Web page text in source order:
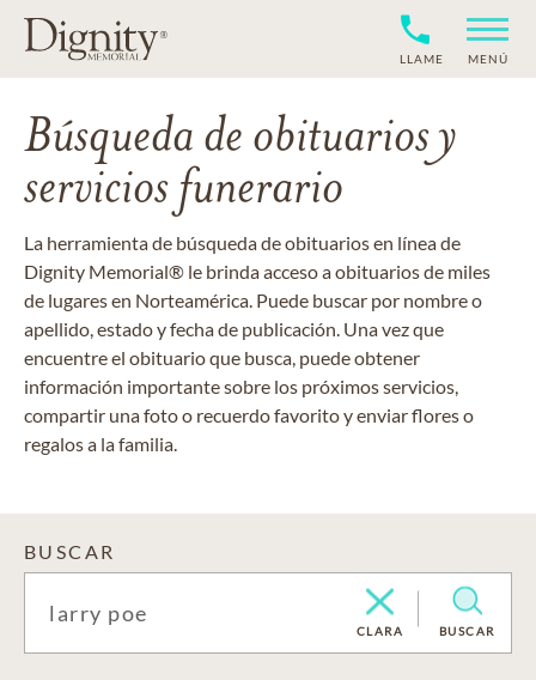
LLAME MENÚ
Búsqueda de obituarios y
servicios funerario
La herramienta de búsqueda de obituarios en línea de
Dignity Memorial® le brinda acceso a obituarios de miles
de lugares en Norteamérica. Puede buscar por nombre o
apellido, estado y fecha de publicación. Una vez que
encuentre el obituario que busca, puede obtener
información importante sobre los próximos servicios,
compartir una foto o recuerdo favorito y enviar flores o
regalos a la familia.
BUSCAR
CLARA BUSCAR